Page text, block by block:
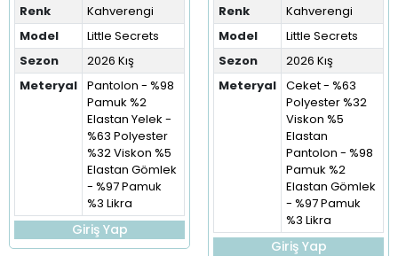
Renk
Kahverengi
Model
Little Secrets
Sezon
2026 Kış
Meteryal Pantolon - %98
Pamuk %2
Elastan Yelek -
%63 Polyester
%32 Viskon %5
Elastan Gömlek
- %97 Pamuk
%3 Likra
Giriş Yap
Renk
Kahverengi
Model
Little Secrets
Sezon
2026 Kış
Meteryal Ceket - %63
Polyester %32
Viskon %5
Elastan
Pantolon - %98
Pamuk %2
Elastan Gömlek
- %97 Pamuk
%3 Likra
Giriş Yap